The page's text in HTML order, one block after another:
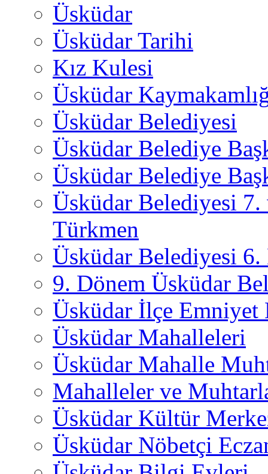
Üsküdar
Üsküdar Tarihi
Kız Kulesi
Üsküdar
Üsküdar Belediyesi
Üsküdar Belediye
Üsküdar Belediye
Üsküdar Belediyesi
Türkmen
Üsküdar Belediyesi 6.
9. Dönem Üsküdar
Üsküdar İlçe
Üsküdar Mahalleleri
Üsküdar Mahalle
Mahalleler ve
Üsküdar Kültür
Üsküdar Nöbetçi